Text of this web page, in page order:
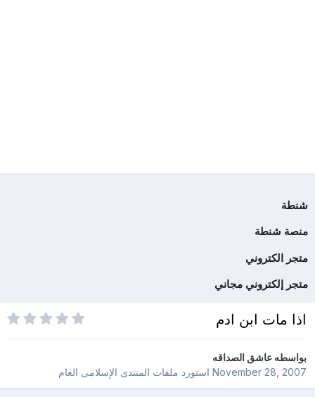
شنطة
منصة شنطة
متجر الكتروني
متجر إلكتروني مجاني
اذا مات ابن ادم
بواسطهعاشق الصداقه
November 28, 2007استورد ملفات المنتدى الإسلامى العام